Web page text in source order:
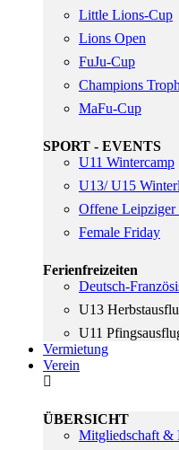
Little Lions-Cup
Lions Open
FuJu-Cup
Champions
MaFu-Cup
SPORT - EVENTS
U11 Wintercamp
U13/ U15
Offene Leipziger
Female Friday
Ferienfreizeiten
Deutsch-
U13
U11
Vermietung
Verein
ÜBERSICHT
Mitgliedschaft &